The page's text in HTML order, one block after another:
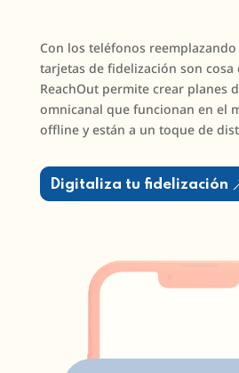
Con los teléfonos
tarjetas de fidelización son cosa
ReachOut permite crear planes
omnicanal que funcionan en el
offline y están a un toque de
Digitaliza tu fidelización